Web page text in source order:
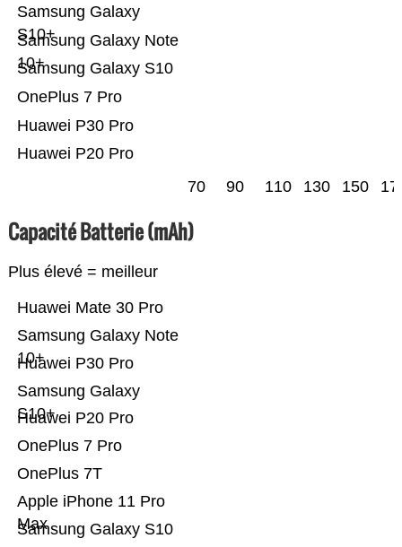
Huawei P20 Pro
Huawei P30 Pro
OnePlus 7 Pro
Samsung Galaxy S10
Samsung Galaxy Note
10+
Samsung Galaxy
S10+
70 90 110 130 150
Capacité Batterie (mAh)
Plus élevé = meilleur
Samsung Galaxy S10
Apple iPhone 11 Pro
Max
OnePlus 7T
OnePlus 7 Pro
Huawei P20 Pro
Samsung Galaxy
S10+
Huawei P30 Pro
Samsung Galaxy Note
10+
Huawei Mate 30 Pro